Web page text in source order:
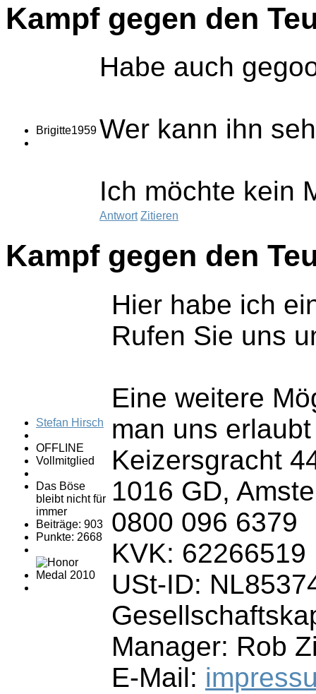
Kampf gegen den
Brigitte1959
Habe auch
Wer kann ihn
Ich möchte kein
Antwort Zitieren
Kampf gegen den
Stefan Hirsch
OFFLINE
Vollmitglied
Das Böse
bleibt nicht für
immer
Beiträge: 903
Punkte: 2668
Hier habe ich
Rufen Sie uns
Eine weitere
man uns
Keizersgracht
1016 GD,
0800 096 6379
KVK: 62266519
USt-ID:
Manager: Rob
E-Mail: